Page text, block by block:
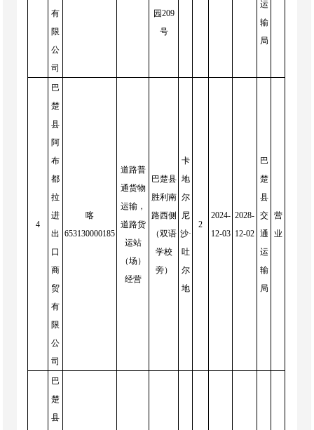
有
限
公
司
园209
号
运
输
局
4
巴
楚
县
阿
布
都
拉
进
出
口
商
贸
有
限
公
司
喀
653130000185
道路普
通货物
运输，
道路货
运站
（场）
经营
巴楚县
胜利南
路西侧
（双语
学校
旁）
卡
地
尔
尼
沙·
吐
尔
地
2
2024-
12-03
2028-
12-02
巴
楚
县
交
通
运
输
局
营
业
巴
楚
县